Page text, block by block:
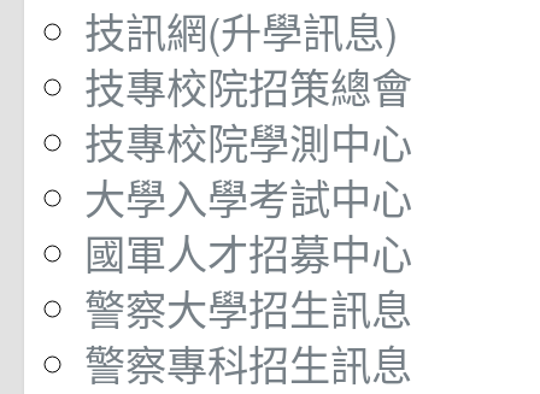
技訊網(升學訊息)
技專校院招策總會
技專校院學測中心
大學入學考試中心
國軍人才招募中心
警察大學招生訊息
警察專科招生訊息